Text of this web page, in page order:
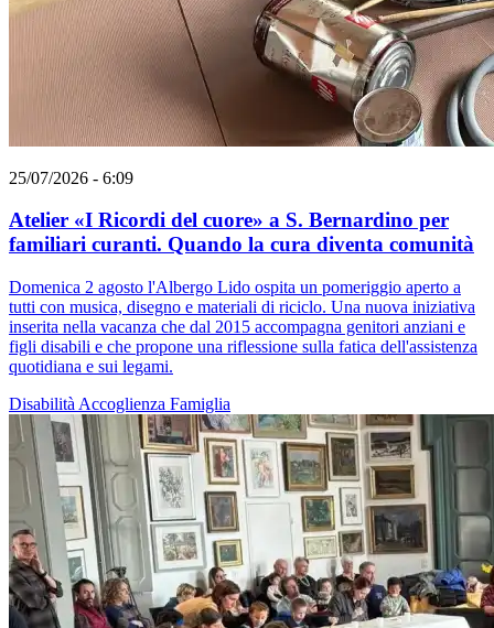
25/07/2026 - 6:09
Atelier «I Ricordi del cuore» a S. Bernardino per
familiari curanti. Quando la cura diventa comunità
Domenica 2 agosto l'Albergo Lido ospita un pomeriggio aperto a
tutti con musica, disegno e materiali di riciclo. Una nuova iniziativa
inserita nella vacanza che dal 2015 accompagna genitori anziani e
figli disabili e che propone una riflessione sulla fatica dell'assistenza
quotidiana e sui legami.
Disabilità Accoglienza Famiglia